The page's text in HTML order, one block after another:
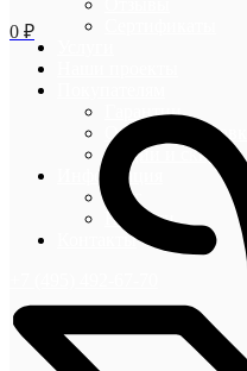
Гарантии
Оплата и доставка
Акции и скидки
Информация
Блог
Новости
Контакты
0 ₽